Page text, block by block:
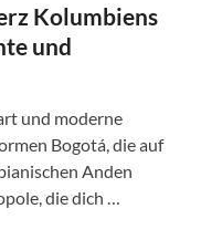
Kolumbiens
und
und moderne
Bogotá, die auf
Anden
die dich …